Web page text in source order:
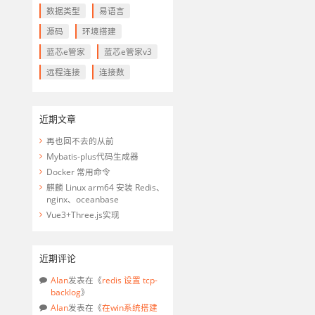
数据类型
易语言
源码
环境搭建
蓝芯e管家
蓝芯e管家v3
远程连接
连接数
近期文章
再也回不去的从前
Mybatis-plus代码生成器
Docker 常用命令
麒麟 Linux arm64 安装 Redis、
nginx、oceanbase
Vue3+Three.js实现
近期评论
Alan发表在《redis 设置 tcp-
backlog》
Alan发表在《在win系统搭建